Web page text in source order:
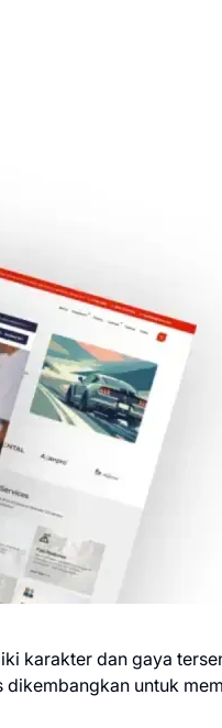
karakter dan gaya
untuk